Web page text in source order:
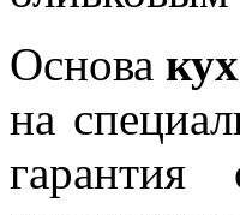
Основа
на
гарантия